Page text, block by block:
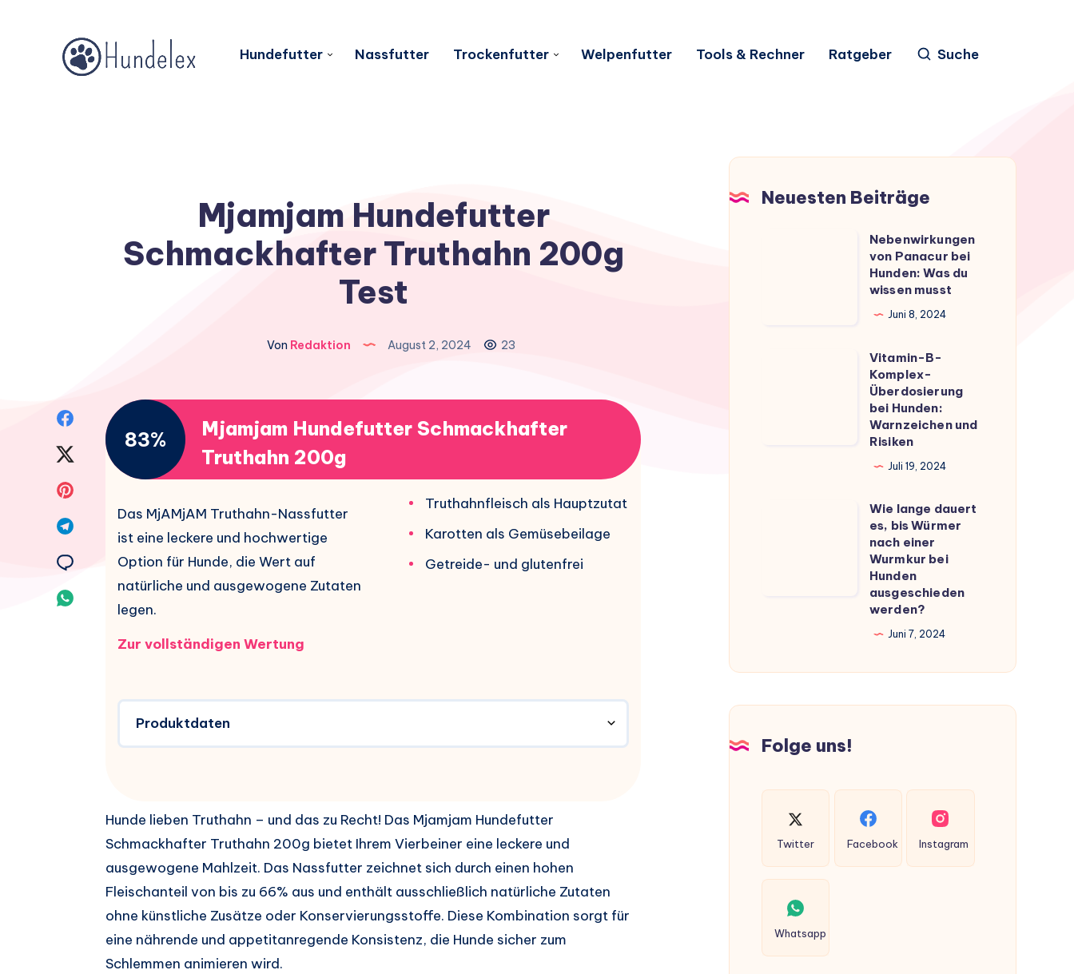
Hundefutter Nassfutter Trockenfutter Welpenfutter Tools & Rechner Ratgeber Suche
Mjamjam Hundefutter
Schmackhafter Truthahn 200g
Test
Von Redaktion August 2, 2024 23
Facebook
Pinterest
Telegram
83%
Mjamjam Hundefutter Schmackhafter
Truthahn 200g
Das MjAMjAM Truthahn-Nassfutter
ist eine leckere und hochwertige
Option für Hunde, die Wert auf
natürliche und ausgewogene Zutaten
legen.
Zur vollständigen Wertung
Truthahnfleisch als Hauptzutat
Karotten als Gemüsebeilage
Getreide- und glutenfrei
Produktdaten
Hunde lieben Truthahn – und das zu Recht! Das Mjamjam Hundefutter
Schmackhafter Truthahn 200g bietet Ihrem Vierbeiner eine leckere und
ausgewogene Mahlzeit. Das Nassfutter zeichnet sich durch einen hohen
Fleischanteil von bis zu 66% aus und enthält ausschließlich natürliche Zutaten
ohne künstliche Zusätze oder Konservierungsstoffe. Diese Kombination sorgt für
eine nährende und appetitanregende Konsistenz, die Hunde sicher zum
Schlemmen animieren wird.
Neuesten Beiträge
Nebenwirkungen
von Panacur bei
Hunden: Was du
wissen musst
Juni 8, 2024
Vitamin-B-
Komplex-
Überdosierung
bei Hunden:
Warnzeichen und
Risiken
Juli 19, 2024
Hunden
ausgeschieden
Wie lange dauert
es, bis Würmer
nach einer
Wurmkur bei
Hunden
ausgeschieden
werden?
Juni 7, 2024
Folge uns!
Twitter Facebook Instagram
Whatsapp